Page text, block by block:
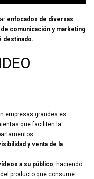
enfocados de diversas
comunicación y marketing
destinado.
n empresas grandes es
que faciliten la
y venta de la
a su público, haciendo
producto que consume